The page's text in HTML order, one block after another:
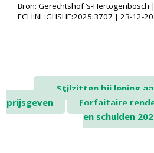
Bron: Gerechtshof ‘s-
ECLI:NL:GHSHE:2025:3707 | 23-12-
Post
navigation
← Stilzitten bij lening
prijsgeven
Forfaitaire
en schulden